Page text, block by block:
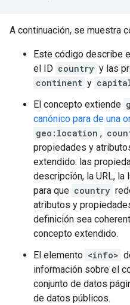
A continuación, se muestra
Este código describe
el ID country y las
continent y
El concepto extiende
canónico para de una
geo:location ,
propiedades y
extendido: las
descripción, la URL,
para que country
atributos y
definición sea
concepto extendido.
El elemento <info>
información sobre el
conjunto de datos
de datos públicos.